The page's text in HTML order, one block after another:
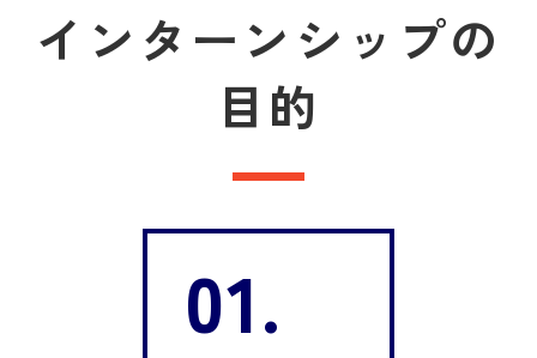
インターンシップの
目的
01.